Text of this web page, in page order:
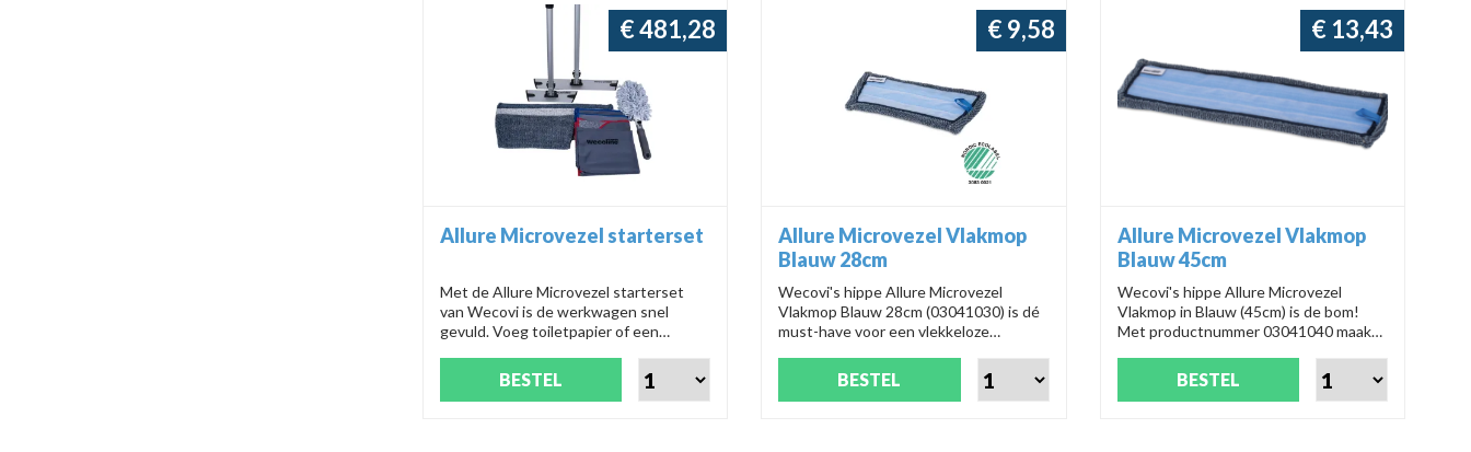
Allure Microvezel starterset
Met de Allure Microvezel starterset
van Wecovi is de werkwagen snel
gevuld. Voeg toiletpapier of een
Deze items werken zonder
reinigingsmiddelen en hebben een
€ 481,28
BESTEL
Allure Microvezel Vlakmop
Blauw 28cm
Wecovi's hippe Allure Microvezel
Vlakmop Blauw 28cm (03041030) is dé
must-have voor een vlekkeloze
nooit zo cool en efficiënt!
€ 9,58
BESTEL
Allure Microvezel Vlakmop
Blauw 45cm
Wecovi's hippe Allure Microvezel
Vlakmop in Blauw (45cm) is de bom!
Met productnummer 03041040 maakt
Weg met vuil, hallo glanzende vloeren!
€ 13,43
BESTEL